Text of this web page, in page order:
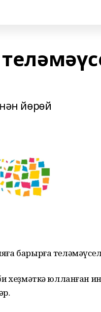
йөрөй
барырға
хеҙмәткә юлланған